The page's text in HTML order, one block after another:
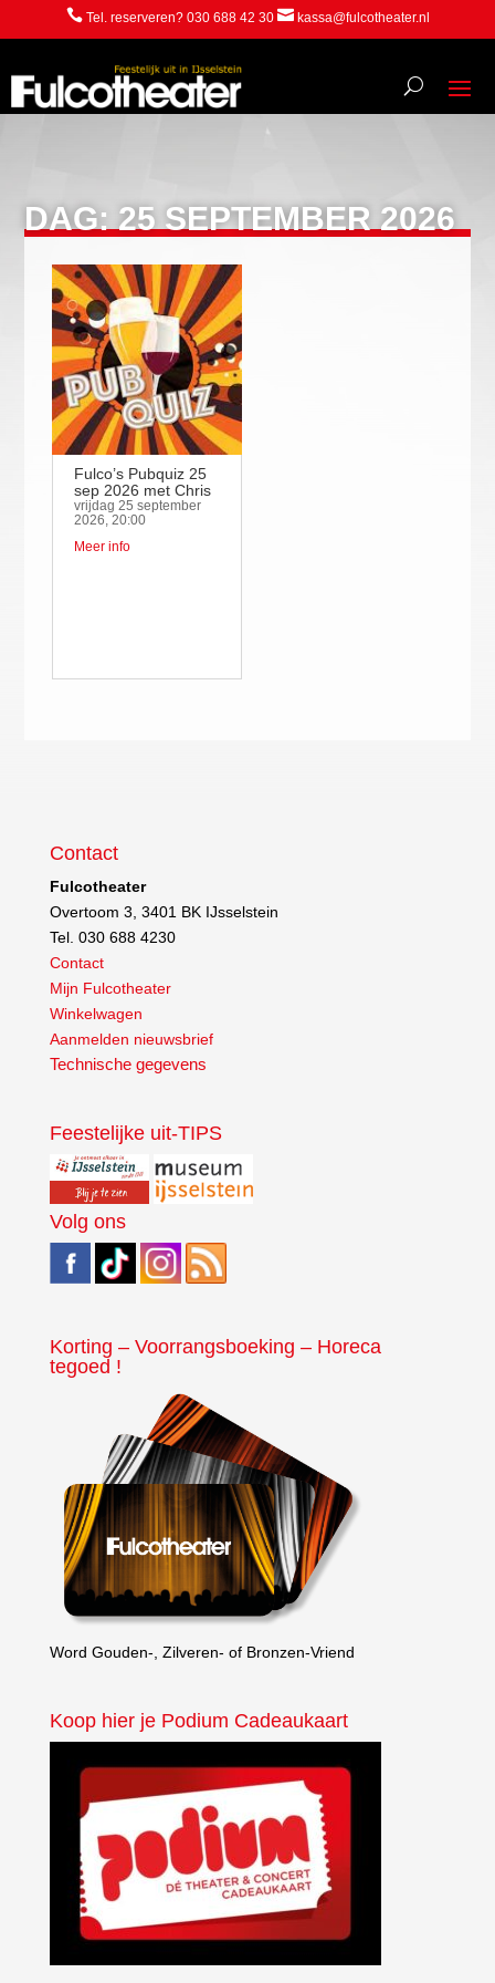
Tel. reserveren? 030 688 42 30  kassa@fulcotheater.nl
DAG: 25 SEPTEMBER 2026
Fulco’s Pubquiz 25
sep 2026 met Chris
vrijdag 25 september
2026, 20:00
Meer info
Contact
Fulcotheater
Overtoom 3, 3401 BK IJsselstein
Tel. 030 688 4230
Contact
Mijn Fulcotheater
Winkelwagen
Aanmelden nieuwsbrief
Technische gegevens
Feestelijke uit-TIPS
Volg ons
Korting – Voorrangsboeking – Horeca
tegoed !
Word Gouden-, Zilveren- of Bronzen-Vriend
Koop hier je Podium Cadeaukaart